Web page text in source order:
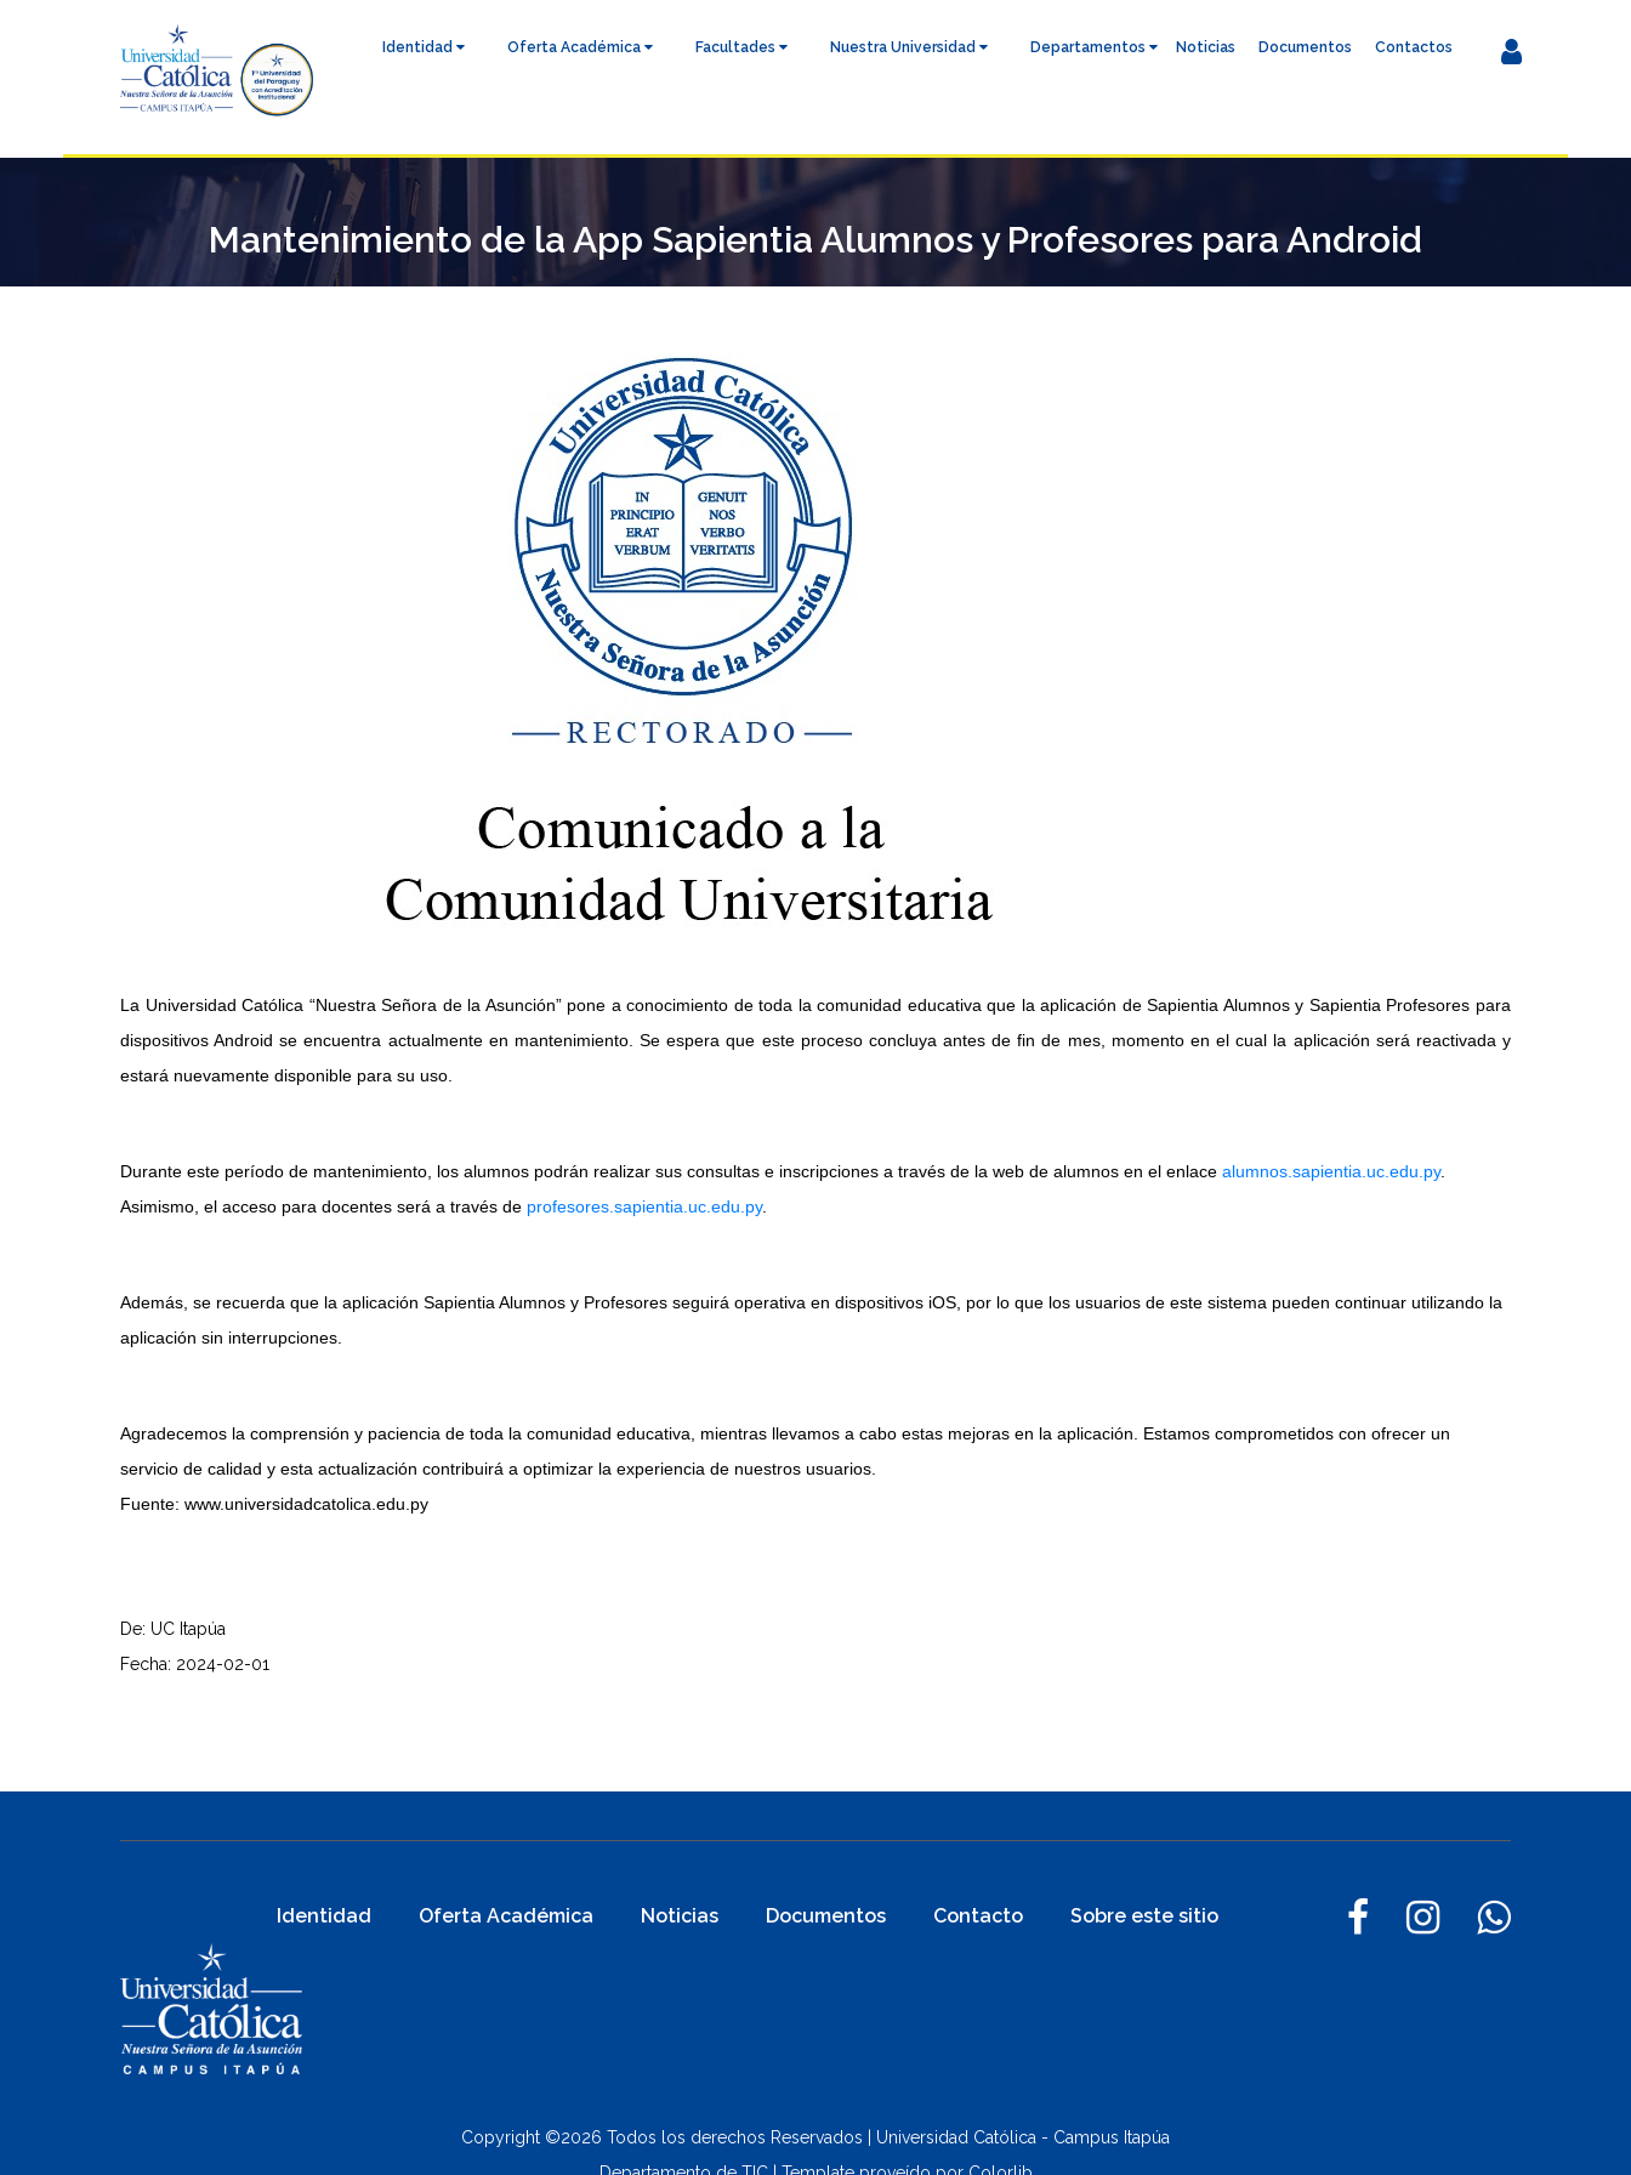
Identidad Oferta Académica Facultades Nuestra Universidad Departamentos Noticias Documentos Contactos
Mantenimiento de la App Sapientia Alumnos y Profesores para Android
La Universidad Católica “Nuestra Señora de la Asunción” pone a conocimiento de toda la comunidad educativa que la aplicación de Sapientia Alumnos y Sapientia Profesores para
dispositivos Android se encuentra actualmente en mantenimiento. Se espera que este proceso concluya antes de fin de mes, momento en el cual la aplicación será reactivada y
estará nuevamente disponible para su uso.
Durante este período de mantenimiento, los alumnos podrán realizar sus consultas e inscripciones a través de la web de alumnos en el enlace alumnos.sapientia.uc.edu.py.
Asimismo, el acceso para docentes será a través de profesores.sapientia.uc.edu.py.
Además, se recuerda que la aplicación Sapientia Alumnos y Profesores seguirá operativa en dispositivos iOS, por lo que los usuarios de este sistema pueden continuar utilizando la
aplicación sin interrupciones.
Agradecemos la comprensión y paciencia de toda la comunidad educativa, mientras llevamos a cabo estas mejoras en la aplicación. Estamos comprometidos con ofrecer un
servicio de calidad y esta actualización contribuirá a optimizar la experiencia de nuestros usuarios.
Fuente: www.universidadcatolica.edu.py
De: UC Itapúa
Fecha: 2024-02-01
Identidad Oferta Académica Noticias Documentos Contacto Sobre este sitio
Copyright ©2026 Todos los derechos Reservados | Universidad Católica - Campus Itapúa